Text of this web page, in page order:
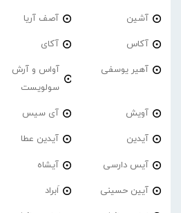
آشین آصف آریا
آکاس آکای
آهیر یوسفی
آواس و آرش
سولویست
آویش آی سیس
آیدین آیدین عطا
آیس دارسی آیشاه
آیین حسینی اَبراد